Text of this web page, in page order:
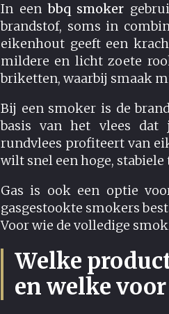
In eenbbq smoker
brandstof, soms in
eikenhout geeft een
mildere en licht zoete
briketten, waarbij smaak
Bij een smoker is de
basis van het vlees dat
rundvlees profiteert van
wilt snel een hoge,
Gas is ook een optie
gasgestookte smokers
Voor wie de volledige
Welke
en welke